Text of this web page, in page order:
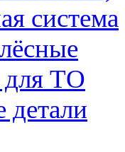
система
для ТО
детали